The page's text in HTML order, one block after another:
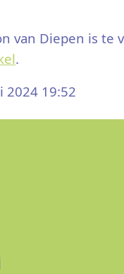
van Diepen is te
.
2024 19:52